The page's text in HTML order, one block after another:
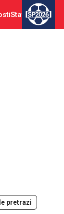
Stav SP2026
pretrazi